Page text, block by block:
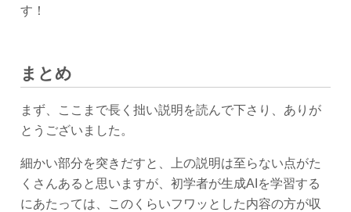
す！
まとめ
まず、ここまで長く拙い説明を読んで下さり、ありが
とうございました。
細かい部分を突きだすと、上の説明は至らない点がた
くさんあると思いますが、初学者が生成AIを学習する
にあたっては、このくらいフワッとした内容の方が収